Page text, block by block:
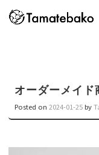
オーダーメイド
Posted on 2024-01-25 by